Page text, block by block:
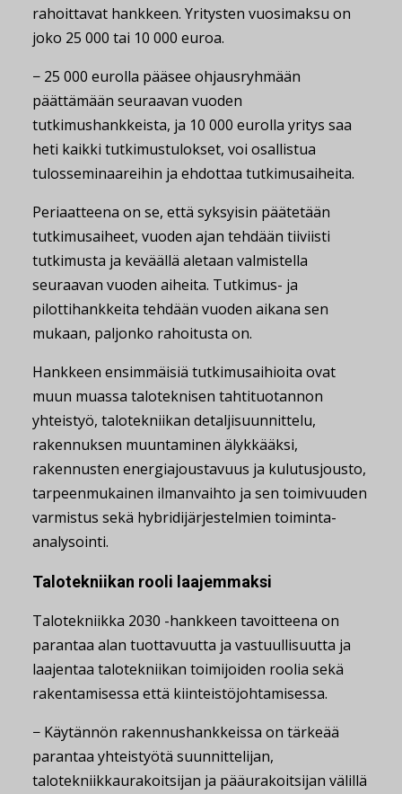
rahoittavat hankkeen. Yritysten vuosimaksu on
joko 25 000 tai 10 000 euroa.
− 25 000 eurolla pääsee ohjausryhmään
päättämään seuraavan vuoden
tutkimushankkeista, ja 10 000 eurolla yritys saa
heti kaikki tutkimustulokset, voi osallistua
tulosseminaareihin ja ehdottaa tutkimusaiheita.
Periaatteena on se, että syksyisin päätetään
tutkimusaiheet, vuoden ajan tehdään tiiviisti
tutkimusta ja keväällä aletaan valmistella
seuraavan vuoden aiheita. Tutkimus- ja
pilottihankkeita tehdään vuoden aikana sen
mukaan, paljonko rahoitusta on.
Hankkeen ensimmäisiä tutkimusaihioita ovat
muun muassa taloteknisen tahtituotannon
yhteistyö, talotekniikan detaljisuunnittelu,
rakennuksen muuntaminen älykkääksi,
rakennusten energiajoustavuus ja kulutusjousto,
tarpeenmukainen ilmanvaihto ja sen toimivuuden
varmistus sekä hybridijärjestelmien toiminta-
analysointi.
Talotekniikan rooli laajemmaksi
Talotekniikka 2030 -hankkeen tavoitteena on
parantaa alan tuottavuutta ja vastuullisuutta ja
laajentaa talotekniikan toimijoiden roolia sekä
rakentamisessa että kiinteistöjohtamisessa.
− Käytännön rakennushankkeissa on tärkeää
parantaa yhteistyötä suunnittelijan,
talotekniikkaurakoitsijan ja pääurakoitsijan välillä